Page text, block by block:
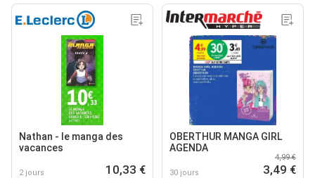
Nathan - le manga des
vacances
2 jours 10,33 €
OBERTHUR MANGA GIRL
AGENDA
30 jours
4,99 €
3,49 €